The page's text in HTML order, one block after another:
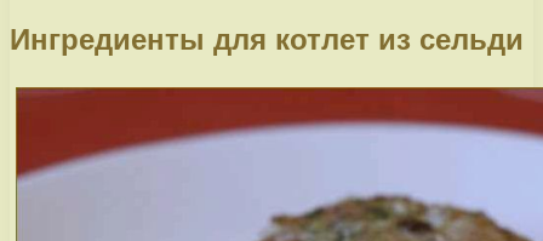
Ингредиенты для котлет из сельди